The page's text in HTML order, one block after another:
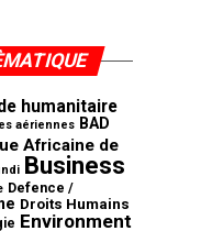
humanitaire
aériennes BAD
Africaine de
Business
Defence /
Droits Humains
Environment